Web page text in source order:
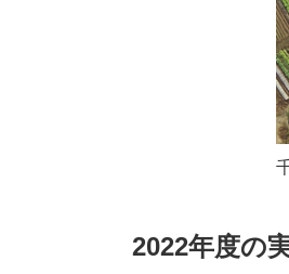
2022年度の